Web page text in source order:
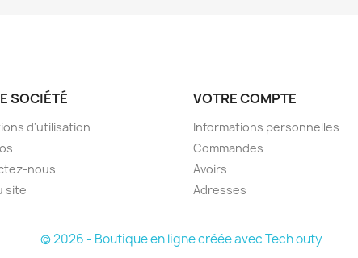
SOCIÉTÉ
d'utilisation
nous
site
VOTRE COMPTE
Informations personnelles
Commandes
Avoirs
Adresses
© 2026 - Boutique en ligne créée avec Tech outy